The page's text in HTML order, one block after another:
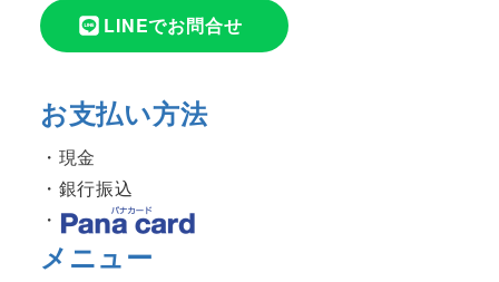
LINEでお問合せ
お支払い方法
現金
銀行振込
メニュー